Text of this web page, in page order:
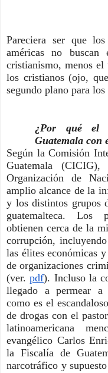
Pareciera ser que
américas no
cristianismo, menos el
los cristianos (ojo,
segundo plano para los
¿Por qué el
Guatemala con
Según la Comisión
Guatemala
Organización de
amplio alcance de la
y los distintos grupos
guatemalteca. Los
obtienen cerca de la
corrupción,
las élites económicas
de organizaciones
(ver. pdf). Incluso la
llegado a permear a
como es el
de drogas con el
latinoamericana
evangélico Carlos
la Fiscalía de
narcotráfico y